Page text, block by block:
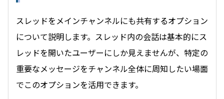
スレッドをメインチャンネルにも共有するオプション
について説明します。スレッド内の会話は基本的にス
レッドを開いたユーザーにしか見えませんが、特定の
重要なメッセージをチャンネル全体に周知したい場面
でこのオプションを活用できます。